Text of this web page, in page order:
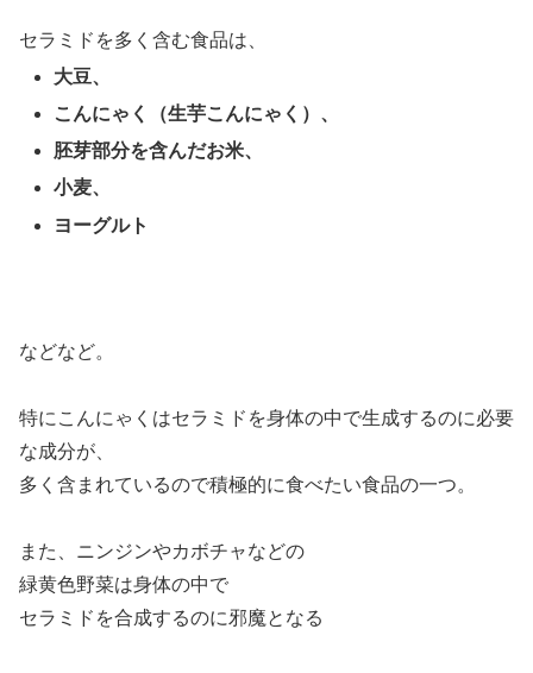
セラミドを多く含む食品は、
大豆、
こんにゃく（生芋こんにゃく）、
胚芽部分を含んだお米、
小麦、
ヨーグルト
などなど。
特にこんにゃくはセラミドを身体の中で生成するのに必要
な成分が、
多く含まれているので積極的に食べたい食品の一つ。
また、ニンジンやカボチャなどの
緑黄色野菜は身体の中で
セラミドを合成するのに邪魔となる